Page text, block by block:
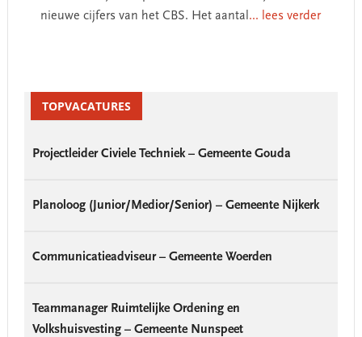
nieuwe cijfers van het CBS. Het aantal ... lees verder
SidebarTOPVACATURES
Projectleider Civiele Techniek – Gemeente Gouda
Planoloog (Junior/Medior/Senior) – Gemeente Nijkerk
Communicatieadviseur – Gemeente Woerden
Teammanager Ruimtelijke Ordening en
Volkshuisvesting – Gemeente Nunspeet